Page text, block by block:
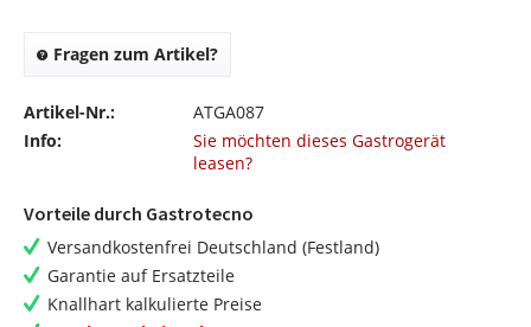
Fragen zum Artikel?
Artikel-Nr.:
ATGA087
Info:
Sie möchten dieses Gastrogerät
leasen?
Vorteile durch Gastrotecno
Versandkostenfrei Deutschland (Festland)
Garantie auf Ersatzteile
Knallhart kalkulierte Preise